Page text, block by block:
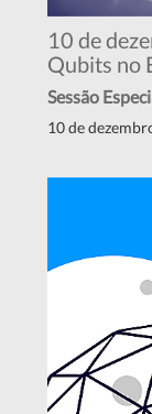
10 de
Qubits no
Sessão
10 de